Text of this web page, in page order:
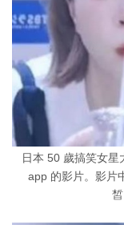
日本 50 歲搞笑女星
app 的影片。影片